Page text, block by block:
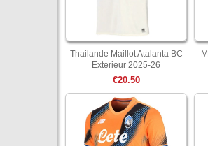
Thailande Maillot Atalanta BC
Exterieur 2025-26
€20.50